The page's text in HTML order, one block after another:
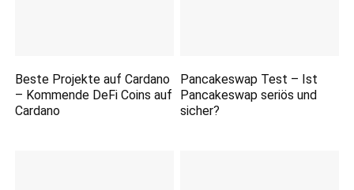
Beste Projekte auf Cardano
– Kommende DeFi Coins auf
Cardano
Pancakeswap Test – Ist
Pancakeswap seriös und
sicher?